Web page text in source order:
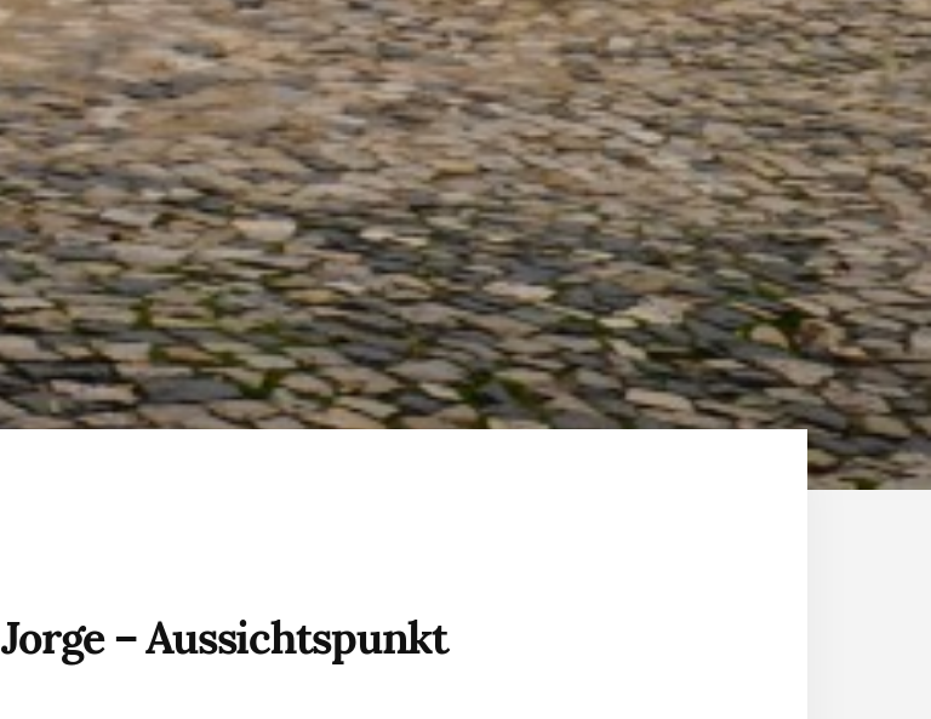
– Aussichtspunkt